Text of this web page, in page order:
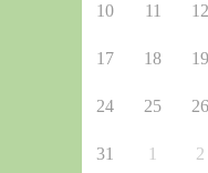
10 11 12
17 18 19
24 25 26
31 1 2